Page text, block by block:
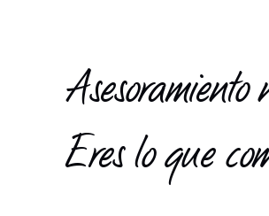
Eres lo que